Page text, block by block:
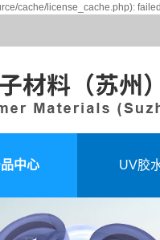
cache/license_cache.php):
中心 UV胶